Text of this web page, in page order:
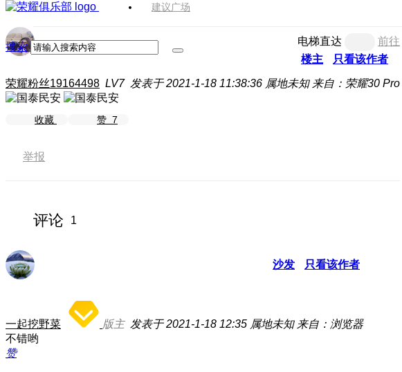
建议广场
搜索 电梯直达
前往
楼主
只看该作者
荣耀粉丝19164498 LV7 发表于 2021-1-18 11:38:36 属地未知 来自：荣耀30 Pro
收藏 赞 7
举报
评论 1
沙发 只看该作者
一起挖野菜 版主 发表于 2021-1-18 12:35 属地未知 来自：浏览器
不错哟
赞